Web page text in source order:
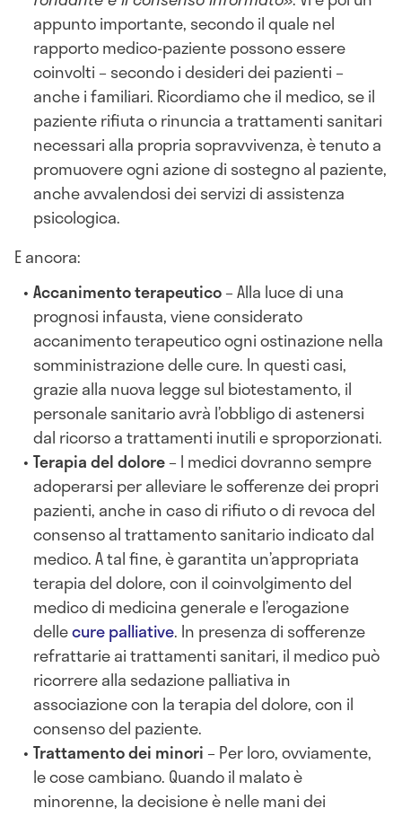
appunto importante, secondo il quale nel
rapporto medico-paziente possono essere
coinvolti – secondo i desideri dei pazienti –
anche i familiari. Ricordiamo che il medico, se il
paziente rifiuta o rinuncia a trattamenti sanitari
necessari alla propria sopravvivenza, è tenuto a
promuovere ogni azione di sostegno al paziente,
anche avvalendosi dei servizi di assistenza
psicologica.
E ancora:
Accanimento terapeutico–Alla luce di una
prognosi infausta, viene considerato
accanimento terapeutico ogni ostinazione nella
somministrazione delle cure. In questi casi,
grazie alla nuova legge sul biotestamento, il
personale sanitario avrà l’obbligo di astenersi
dal ricorso a trattamenti inutili e sproporzionati.
Terapia del dolore– I medici dovranno sempre
adoperarsi per alleviare le sofferenze dei propri
pazienti, anche in caso di rifiuto o di revoca del
consenso al trattamento sanitario indicato dal
medico. A tal fine, è garantita un’appropriata
terapia del dolore, con il coinvolgimento del
medico di medicina generale e l’erogazione
dellecure palliative. In presenza di sofferenze
refrattarie ai trattamenti sanitari, il medico può
ricorrere alla sedazione palliativa in
associazione con la terapia del dolore, con il
consenso del paziente.
Trattamento dei minori – Per loro, ovviamente,
le cose cambiano. Quando il malato è
minorenne, la decisione è nelle mani dei